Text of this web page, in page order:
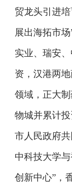
贸龙头引进
展出海拓市
实业、瑞安
资，汉港两
领域，正大
物城并累计
市人民政府
中科技大学
创新中心”，